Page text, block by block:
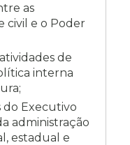
as
civil e o Poder
de
interna
do Executivo
administração
estadual e